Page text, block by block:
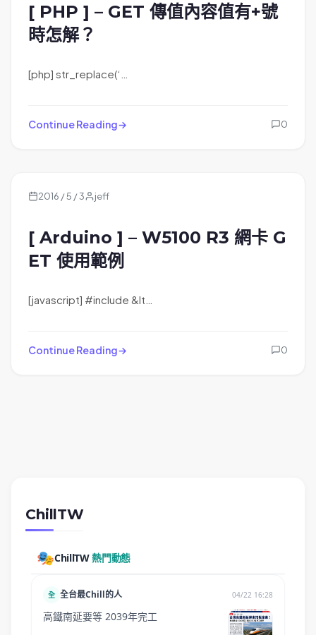
[ PHP ] – GET 傳值內容值有+號
時怎解？
[php] str_replace(‘…
Continue Reading 0
2016 / 5 / 3 jeff
[ Arduino ] – W5100 R3 網卡 G
ET 使用範例
[javascript] #include &lt…
Continue Reading 0
ChillTW